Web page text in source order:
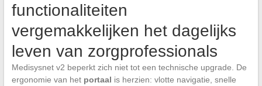
functionaliteiten
vergemakkelijken het dagelijks
leven van zorgprofessionals
Medisysnet v2 beperkt zich niet tot een technische upgrade. De
ergonomie van het portaal is herzien: vlotte navigatie, snelle